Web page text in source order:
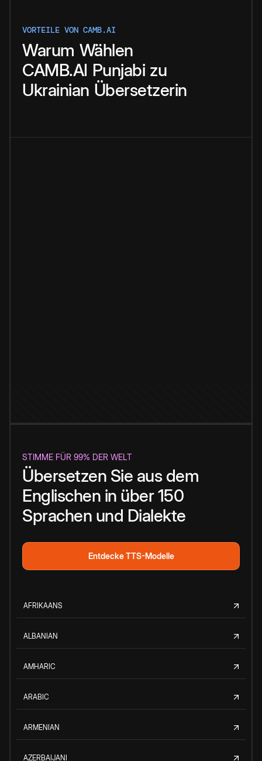
VORTEILE VON CAMB.AI
Warum Wählen
CAMB.AI Punjabi zu
Ukrainian Übersetzerin
STIMME FÜR 99% DER WELT
Übersetzen Sie aus dem
Englischen in über 150
Sprachen und Dialekte
Entdecke TTS-Modelle
AFRIKAANS
ALBANIAN
AMHARIC
ARABIC
ARMENIAN
AZERBAIJANI